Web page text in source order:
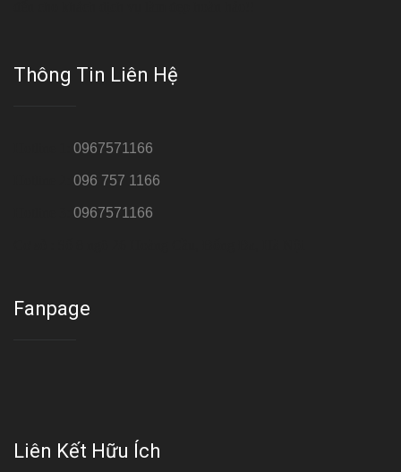
Thông Tin Liên Hệ
0967571166
096 757 1166
0967571166
Fanpage
Liên Kết Hữu Ích